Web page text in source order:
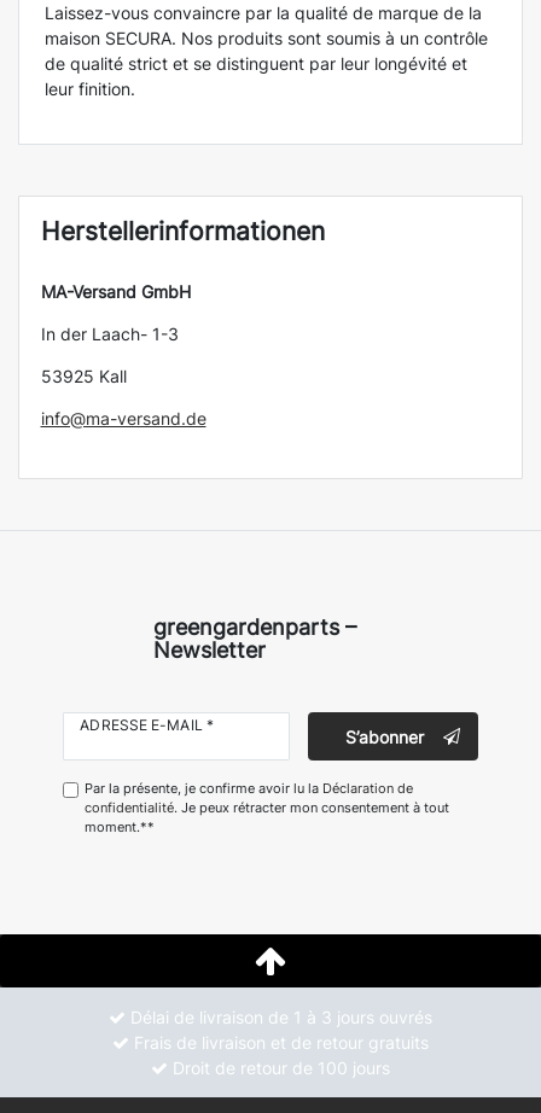
Laissez-vous convaincre par la qualité de marque de la
maison SECURA. Nos produits sont soumis à un contrôle
de qualité strict et se distinguent par leur longévité et
leur finition.
Herstellerinformationen
MA-Versand GmbH
In der Laach- 1-3
53925 Kall
info@ma-versand.de
greengardenparts –
Newsletter
ADRESSE E-MAIL *
S’abonner
Par la présente, je confirme avoir lu la Déclaration de
confidentialité. Je peux rétracter mon consentement à tout
moment.**
Délai de livraison de 1 à 3 jours ouvrés
Frais de livraison et de retour gratuits
Droit de retour de 100 jours